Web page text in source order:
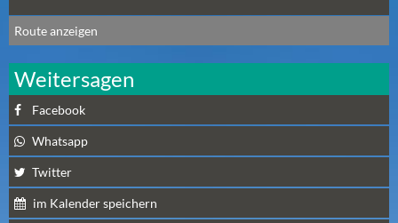
A
U
G
S
T
(
1
7
Route anzeigen
Weitersagen
Facebook
Whatsapp
Twitter
im Kalender speichern